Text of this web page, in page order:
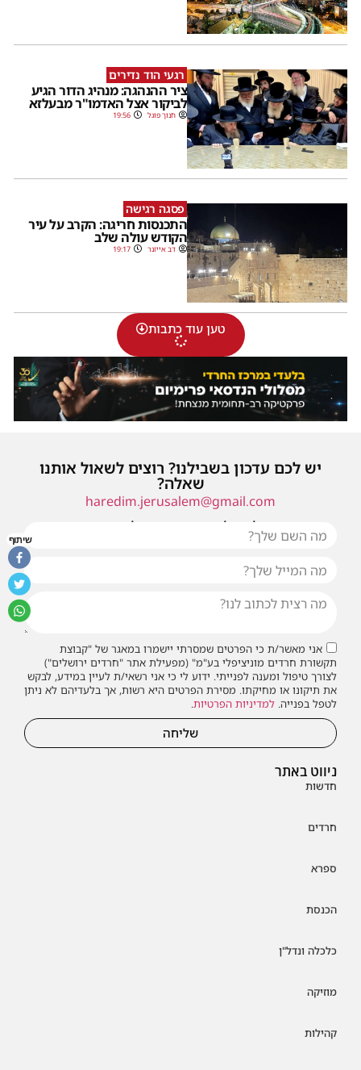
רגעי הוד נדירים
ציר ההנהגה: מנהיג הדור הגיע
לביקור אצל האדמו"ר מבעלזא
חנוך פוגל 19:56
פסגה רגישה
התכנסות חריגה: הקרב על עיר
הקודש עולה שלב
דב אייזנר 19:17
טען עוד כתבות
ניווט באתר
חדשות
חרדים
ספרא
הכנסת
כלכלה ונדל"ן
מוזיקה
קהילות
יש לכם עדכון בשבילנו? רוצים לשאול אותנו
שאלה?
haredim.jerusalem@gmail.com
או שילחו אלינו פנייה ונחזור אליכם בהקדם
אני מאשר/ת כי הפרטים שמסרתי יישמרו במאגר של "קבוצת
תקשורת חרדים מוניציפלי בע"מ" (מפעילת אתר "חרדים ירושלים")
לצורך טיפול ומענה לפנייתי. ידוע לי כי אני רשאי/ת לעיין במידע, לבקש
את תיקונו או מחיקתו. מסירת הפרטים היא רשות, אך בלעדיהם לא ניתן
לטפל בפנייה. למדיניות הפרטיות.
שליחה
שיתוף